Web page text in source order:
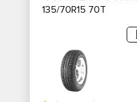
135/70R15 70T